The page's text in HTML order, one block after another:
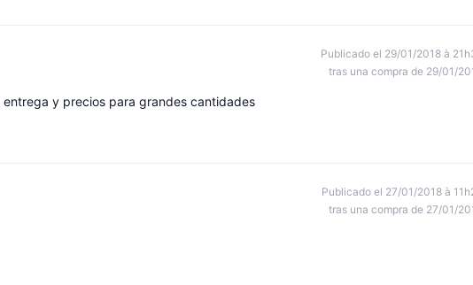
Publicado el 29/01/2018 à
tras una compra de 29/01/
y precios para grandes cantidades
Publicado el 27/01/2018 à
tras una compra de 27/01/